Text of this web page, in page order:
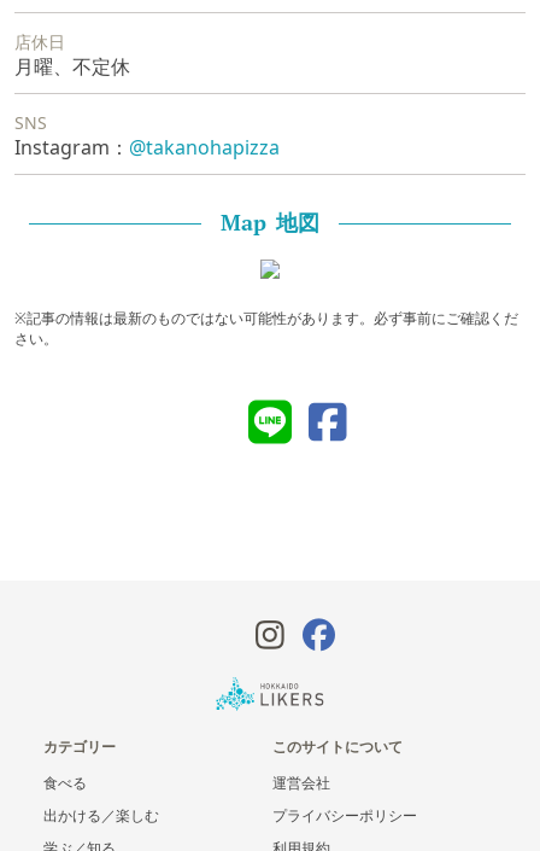
店休日
月曜、不定休
SNS
Instagram： @takanohapizza
Map 地図
※記事の情報は最新のものではない可能性があります。必ず事前にご確認くだ
さい。
カテゴリー
食べる
出かける／楽しむ
このサイトについて
運営会社
プライバシーポリシー